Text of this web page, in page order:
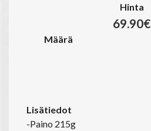
Hinta
69.90€
Määrä
Lisätiedot
-Paino 215g